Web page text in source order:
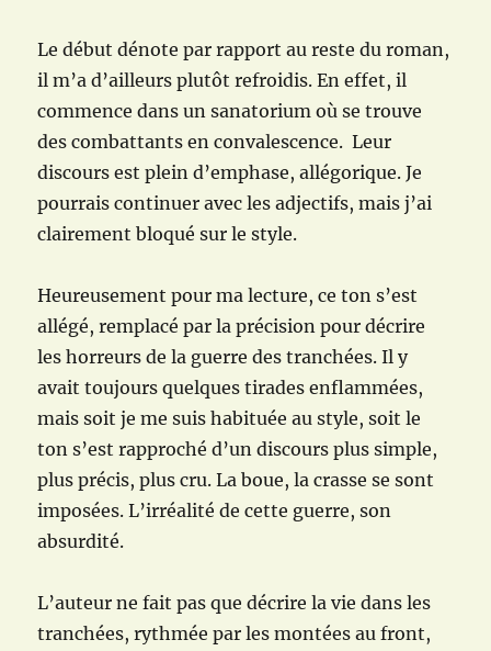
Le début dénote par rapport au reste du roman,
il m’a d’ailleurs plutôt refroidis. En effet, il
commence dans un sanatorium où se trouve
des combattants en convalescence. Leur
discours est plein d’emphase, allégorique. Je
pourrais continuer avec les adjectifs, mais j’ai
clairement bloqué sur le style.
Heureusement pour ma lecture, ce ton s’est
allégé, remplacé par la précision pour décrire
les horreurs de la guerre des tranchées. Il y
avait toujours quelques tirades enflammées,
mais soit je me suis habituée au style, soit le
ton s’est rapproché d’un discours plus simple,
plus précis, plus cru. La boue, la crasse se sont
imposées. L’irréalité de cette guerre, son
absurdité.
L’auteur ne fait pas que décrire la vie dans les
tranchées, rythmée par les montées au front,